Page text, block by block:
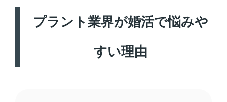
プラント業界が婚活で悩みや
すい理由